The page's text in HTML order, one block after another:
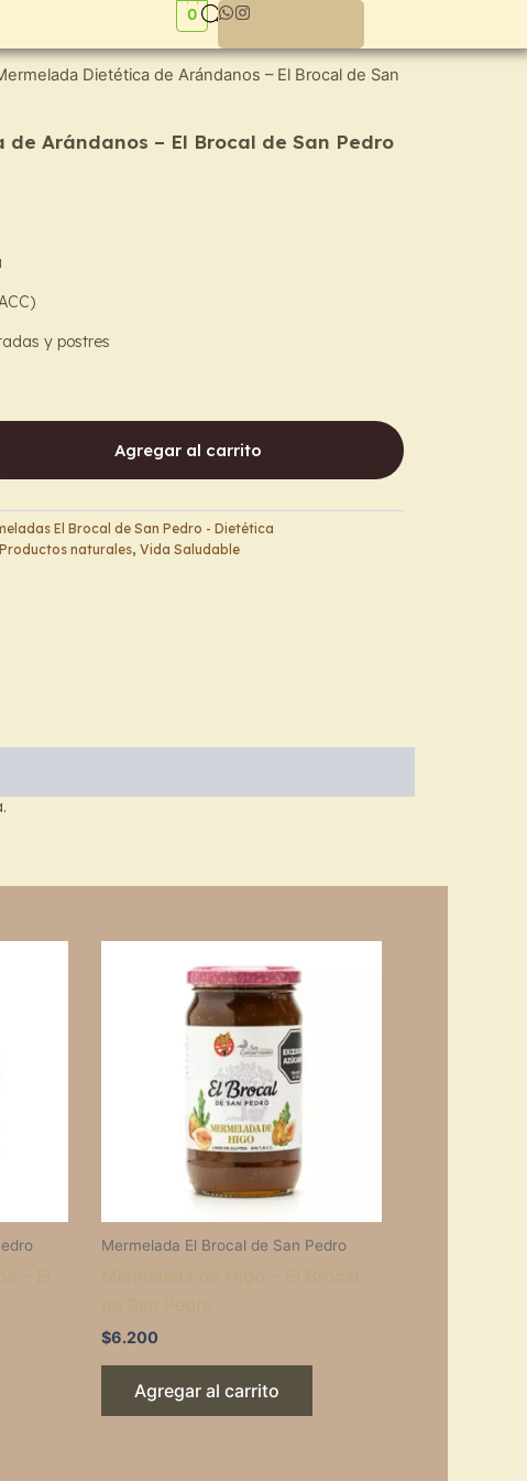
0
Dietética de Arándanos – El Brocal de San
Arándanos – El Brocal de San Pedro
y postres
Agregar al carrito
El Brocal de San Pedro - Dietética
Productos naturales, Vida Saludable
Mermelada El Brocal de San Pedro
$6.200
Agregar al carrito